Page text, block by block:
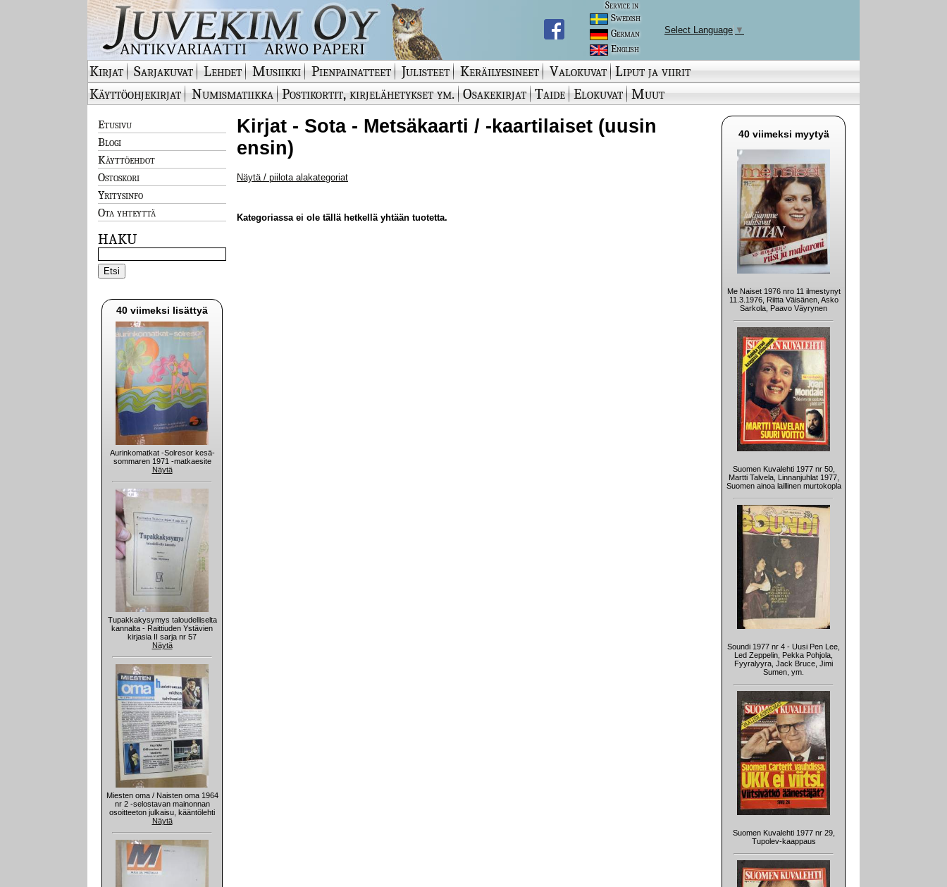
Service in
Swedish
German
English
Select Language ▼
Kirjat Sarjakuvat Lehdet Musiikki Pienpainatteet Julisteet Keräilyesineet Valokuvat Liput ja viirit
Käyttöohjekirjat
Numismatiikka Postikortit, kirjelähetykset ym. Osakekirjat Taide Elokuvat Muut
Etusivu
Blogi
Käyttöehdot
Ostoskori
Yritysinfo
Ota yhteyttä
HAKU
40 viimeksi lisättyä
Aurinkomatkat -Solresor kesä-
sommaren 1971 -matkaesite
Näytä
Tupakkakysymys taloudelliselta
kannalta - Raittiuden Ystävien
kirjasia II sarja nr 57
Näytä
Miesten oma / Naisten oma 1964
nr 2 -selostavan mainonnan
osoitteeton julkaisu, kääntölehti
Näytä
Kirjat - Sota - Metsäkaarti / -kaartilaiset (uusin
ensin)
Näytä / piilota alakategoriat
Kategoriassa ei ole tällä hetkellä yhtään tuotetta.
40 viimeksi myytyä
Me Naiset 1976 nro 11 ilmestynyt
11.3.1976, Riitta Väisänen, Asko
Sarkola, Paavo Väyrynen
Suomen Kuvalehti 1977 nr 50,
Martti Talvela, Linnanjuhlat 1977,
Suomen ainoa laillinen murtokopla
Soundi 1977 nr 4 - Uusi Pen Lee,
Led Zeppelin, Pekka Pohjola,
Fyyralyyra, Jack Bruce, Jimi
Sumen, ym.
Suomen Kuvalehti 1977 nr 29,
Tupolev-kaappaus